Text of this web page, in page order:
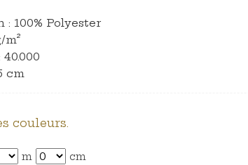
100% Polyester
m²
cm
couleurs.
m cm